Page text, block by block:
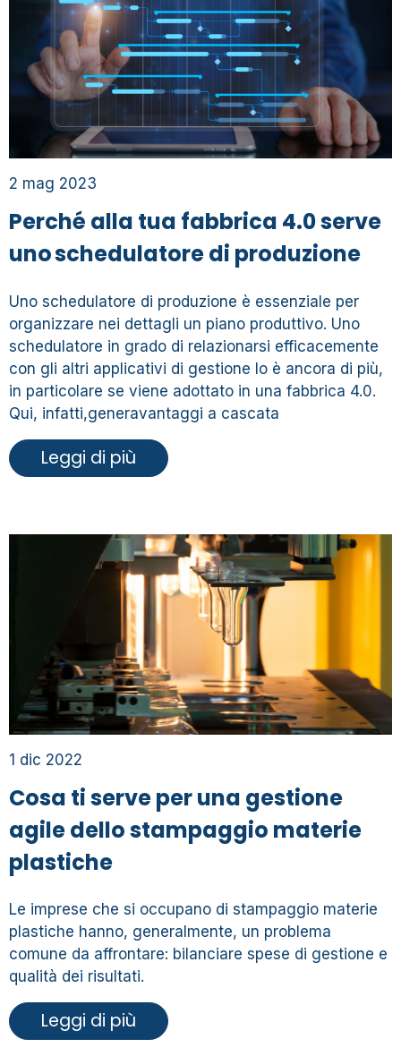
2 mag 2023
Perché alla tua fabbrica 4.0 serve
uno schedulatore di produzione​
Uno schedulatore di produzione è essenziale per
organizzare nei dettagli un piano produttivo. Uno
schedulatore in grado di relazionarsi efficacemente
con gli altri applicativi di gestione lo è ancora di più,
in particolare se viene adottato in una fabbrica 4.0.
Qui, infatti,generavantaggi a cascata
Leggi di più
1 dic 2022
Cosa ti serve per una gestione
agile dello stampaggio materie
plastiche
Le imprese che si occupano di stampaggio materie
plastiche hanno, generalmente, un problema
comune da affrontare: bilanciare spese di gestione e
qualità dei risultati.
Leggi di più